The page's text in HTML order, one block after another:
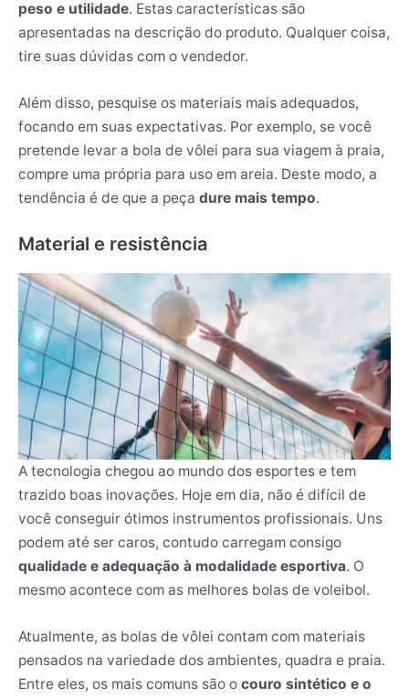
peso e utilidade. Estas características são
apresentadas na descrição do produto. Qualquer coisa,
tire suas dúvidas com o vendedor.
Além disso, pesquise os materiais mais adequados,
focando em suas expectativas. Por exemplo, se você
pretende levar a bola de vôlei para sua viagem à praia,
compre uma própria para uso em areia. Deste modo, a
tendência é de que a peça dure mais tempo.
Material e resistência
A tecnologia chegou ao mundo dos esportes e tem
trazido boas inovações. Hoje em dia, não é difícil de
você conseguir ótimos instrumentos profissionais. Uns
podem até ser caros, contudo carregam consigo
qualidade e adequação à modalidade esportiva. O
mesmo acontece com as melhores bolas de voleibol.
Atualmente, as bolas de vôlei contam com materiais
pensados na variedade dos ambientes, quadra e praia.
Entre eles, os mais comuns são o couro sintético e o